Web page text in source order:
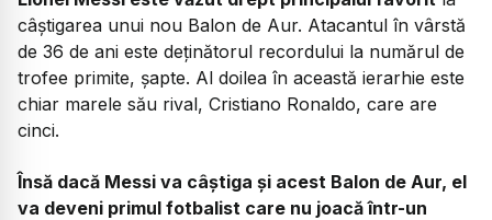
câștigarea unui nou Balon de Aur. Atacantul în vârstă
de 36 de ani este deținătorul recordului la numărul de
trofee primite, șapte. Al doilea în această ierarhie este
chiar marele său rival, Cristiano Ronaldo, care are
cinci.
Însă dacă Messi va câștiga și acest Balon de Aur, el
va deveni primul fotbalist care nu joacă într-un